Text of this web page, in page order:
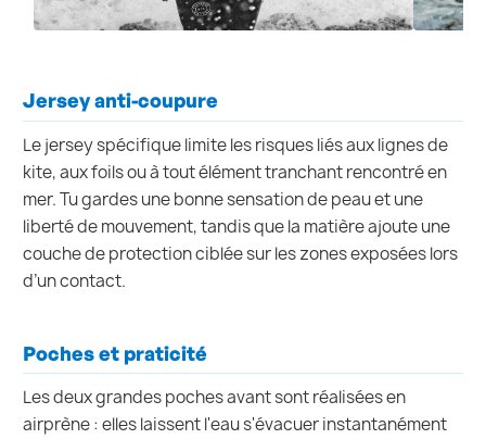
Jersey anti-coupure
Le jersey spécifique limite les risques liés aux lignes de
kite, aux foils ou à tout élément tranchant rencontré en
mer. Tu gardes une bonne sensation de peau et une
liberté de mouvement, tandis que la matière ajoute une
couche de protection ciblée sur les zones exposées lors
d’un contact.
Poches et praticité
Les deux grandes poches avant sont réalisées en
airprène : elles laissent l'eau s'évacuer instantanément